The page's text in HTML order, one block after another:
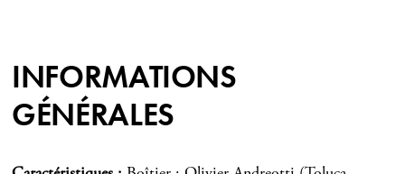
INFORMATIONS
GÉNÉRALES